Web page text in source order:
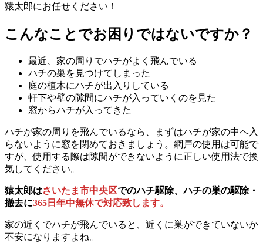
猿太郎にお任せください！
こんなことでお困りではないですか？
最近、家の周りでハチがよく飛んでいる
ハチの巣を見つけてしまった
庭の植木にハチが出入りしている
軒下や壁の隙間にハチが入っていくのを見た
窓からハチが入ってきた
ハチが家の周りを飛んでいるなら、まずはハチが家の中へ入
らないように窓を閉めておきましょう。網戸の使用は可能で
すが、使用する際は隙間ができないように正しい使用法で換
気してください。
猿太郎はさいたま市中央区でのハチ駆除、ハチの巣の駆除・
撤去に365日年中無休で対応致します。
家の近くでハチが飛んでいると、近くに巣ができていないか
不安になりますよね。